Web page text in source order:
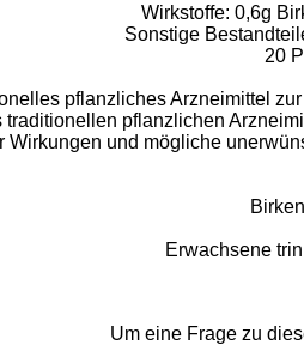
Wirkstoffe: 0,6g
Sonstige
20
pflanzliches Arzneimittel
pflanzlichen
Wirkungen und mögliche
Erwachsene
Um eine Frage zu